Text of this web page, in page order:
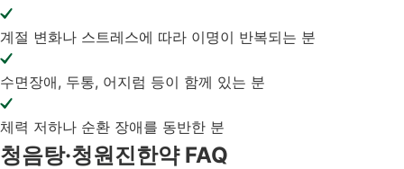
계절 변화나 스트레스에 따라 이명이 반복되는 분
수면장애, 두통, 어지럼 등이 함께 있는 분
체력 저하나 순환 장애를 동반한 분
청음탕·청원진한약 FAQ